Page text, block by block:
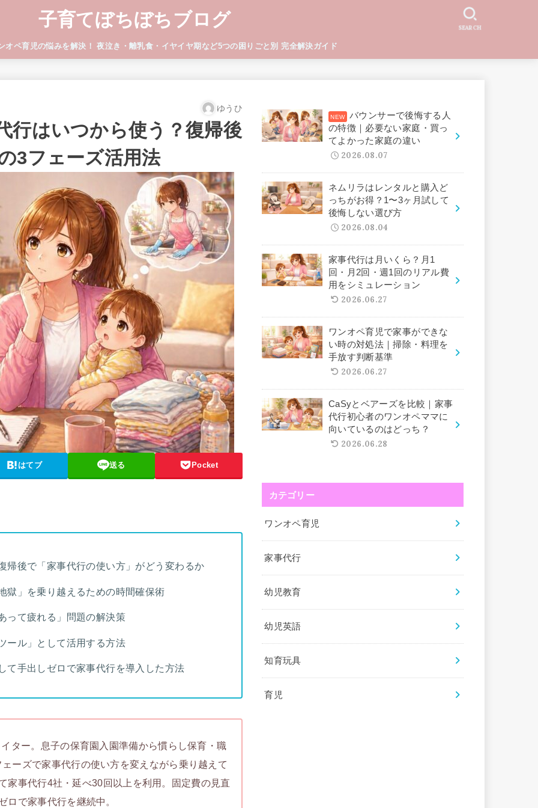
子育てぼちぼちブログ
オペ育児の悩みを解決！ 夜泣き・離乳食・イヤイヤ期など5つの困りごと別 完全解決ガイド
SEARCH
ゆうひ
行はいつから使う？復帰後
3フェーズ活用法
はてブ 送る Pocket
帰後で「家事代行の使い方」がどう変わるか
獄」を乗り越えるための時間確保術
って疲れる」問題の解決策
ール」として活用する方法
て手出しゼロで家事代行を導入した方法
ター。息子の保育園入園準備から慣らし保育・職
ーズで家事代行の使い方を変えながら乗り越えて
家事代行4社・延べ30回以上を利用。固定費の見直
ロで家事代行を継続中。
バウンサーで後悔する人
の特徴｜必要ない家庭・買っ
てよかった家庭の違い
2026.08.07
ネムリラはレンタルと購入ど
っちがお得？1〜3ヶ月試して
後悔しない選び方
2026.08.04
家事代行は月いくら？月1
回・月2回・週1回のリアル費
用をシミュレーション
2026.06.27
ワンオペ育児で家事ができな
い時の対処法｜掃除・料理を
手放す判断基準
2026.06.27
CaSyとベアーズを比較｜家事
代行初心者のワンオペママに
向いているのはどっち？
2026.06.28
カテゴリー
ワンオペ育児
家事代行
幼児教育
幼児英語
知育玩具
育児